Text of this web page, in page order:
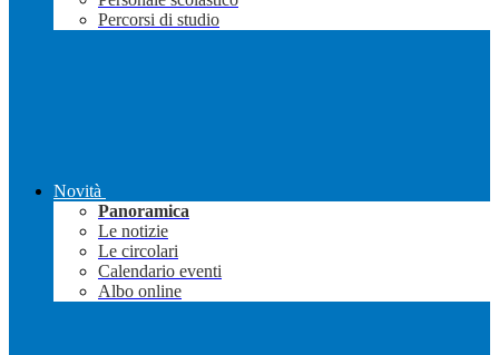
Percorsi di studio
Novità
Panoramica
Le notizie
Le circolari
Calendario eventi
Albo online